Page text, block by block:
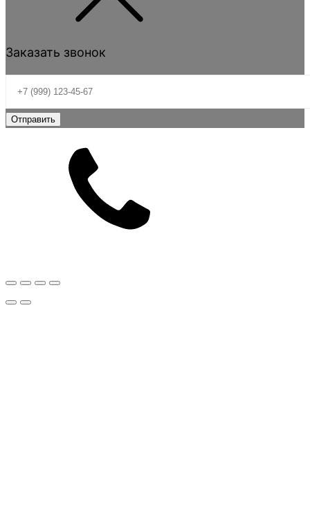
Заказать звонок